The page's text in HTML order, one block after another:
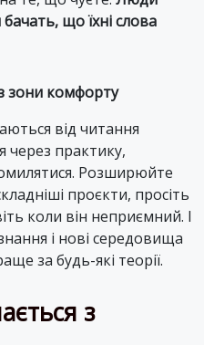
що їхні слова
зони комфорту
від читання
через практику,
Розширюйте
проєкти, просіть
коли він неприємний. І
і нові середовища
за будь-які теорії.
з